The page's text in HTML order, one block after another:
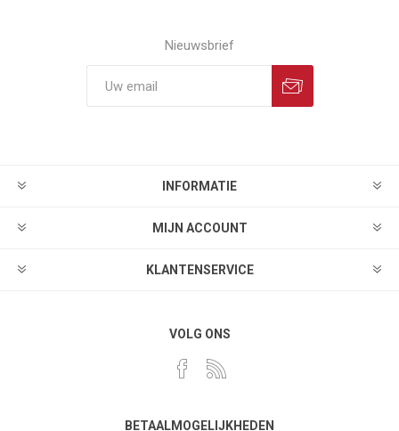
Nieuwsbrief
INFORMATIE
MIJN ACCOUNT
KLANTENSERVICE
VOLG ONS
BETAALMOGELIJKHEDEN